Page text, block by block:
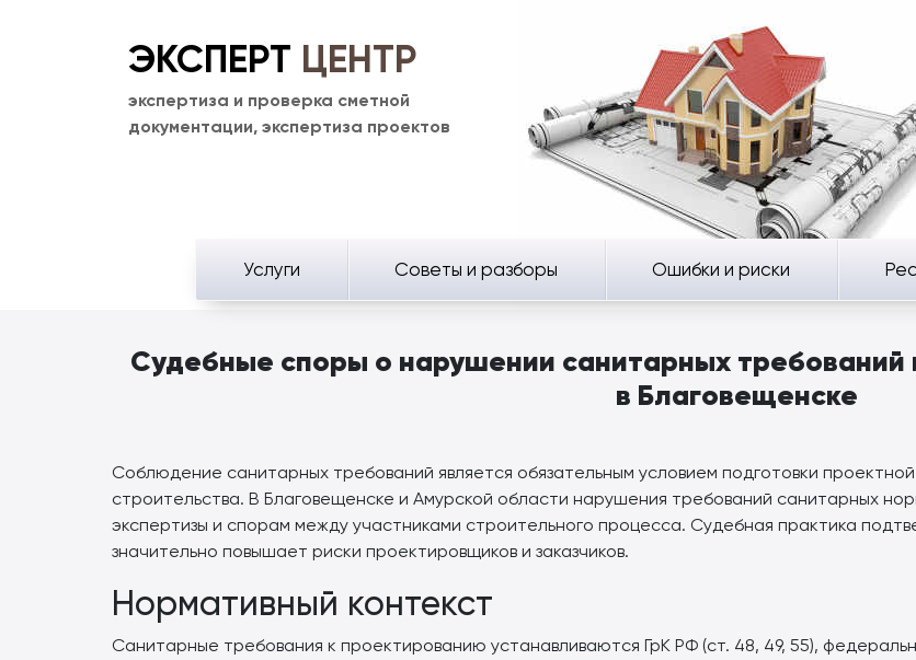
ЭКСПЕРТ ЦЕНТР
экспертиза и проверка сметной
документации, экспертиза проектов
Услуги Советы и разборы Ошибки и риски
Судебные споры о нарушении санитарных требований
в Благовещенске
Соблюдение санитарных требований является обязательным условием подготовки
строительства. В Благовещенске и Амурской области нарушения требований санитарных
экспертизы и спорам между участниками строительного процесса. Судебная практика
значительно повышает риски проектировщиков и заказчиков.
Нормативный контекст
Санитарные требования к проектированию устанавливаются ГрК РФ (ст. 48, 49, 55),